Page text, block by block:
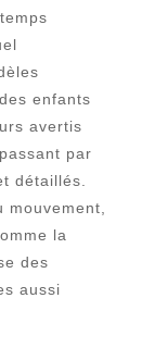
enfants
avertis
par
détaillés.
mouvement,
la
des
aussi